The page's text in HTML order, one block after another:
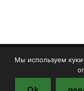
Copyright © TMF
Печенье
Мы используем